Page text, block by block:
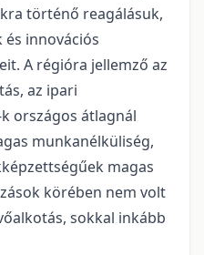
történő reagálásuk,
innovációs
A régióra jellemző az
az ipari
országos átlagnál
munkanélküliség,
magas
körében nem volt
sokkal inkább